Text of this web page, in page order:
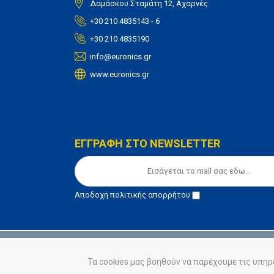
Δαμάσκου Σταμάτη 12, Αχαρνές
+30 210 4835143 - 6
+30 210 4835190
info@euronics.gr
www.euronics.gr
ΕΓΓΡΑΦΗ ΣΤΟ NEWSLETTER
Αποδοχήπολιτικής απορρήτου
Τα cookies μας βοηθούν να παρέχουμε τις